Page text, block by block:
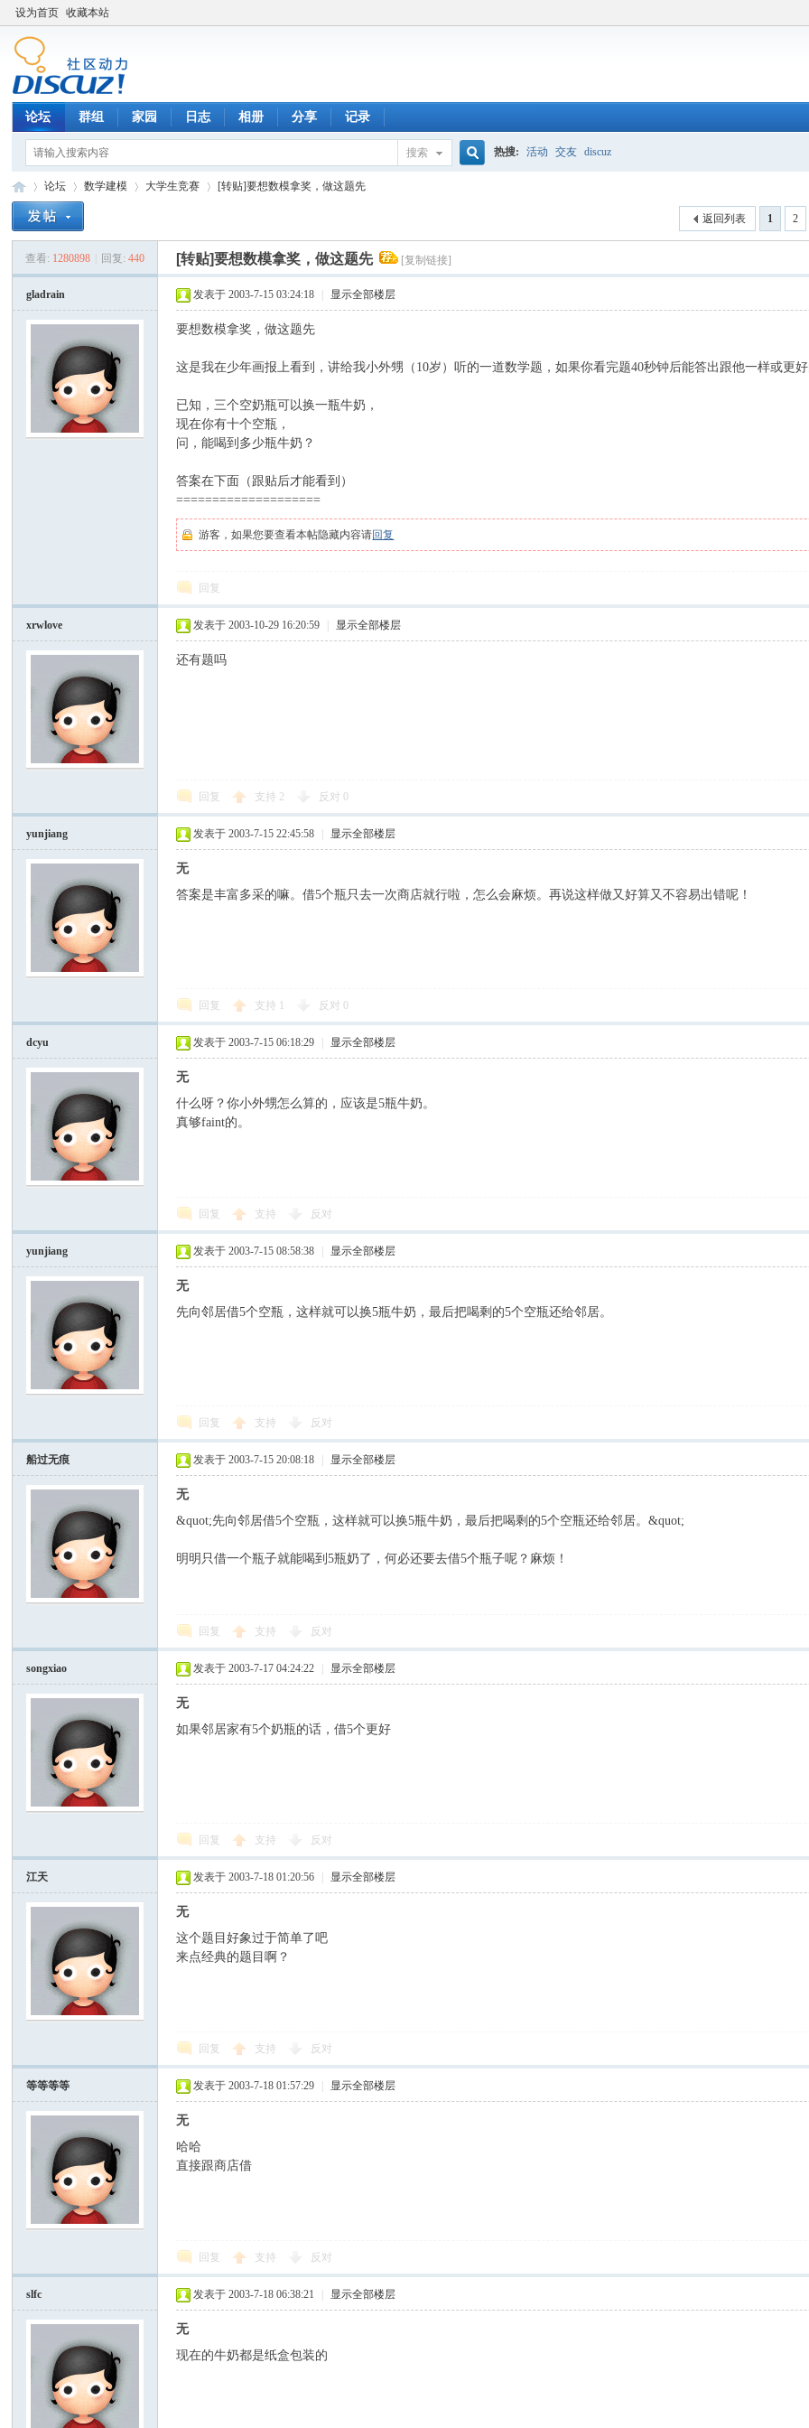
设为首页 收藏本站
论坛 群组 家园 日志 相册 分享 记录
搜索 热搜: 活动 交友 discuz
»
论坛
›
数学建模
›
大学生竞赛
›
[转贴]要想数模拿奖，做这题先
1 2
返回列表
查看: 1280898 回复: 440 [转贴]要想数模拿奖，做这题先 [复制链接]
gladrain 发表于 2003-7-15 03:24:18 显示全部楼层
要想数模拿奖，做这题先
这是我在少年画报上看到，讲给我小外甥（10岁）听的一道数学题，如果你看完题40秒钟后能答出跟他一样或更
已知，三个空奶瓶可以换一瓶牛奶，
现在你有十个空瓶，
问，能喝到多少瓶牛奶？
答案在下面（跟贴后才能看到）
====================
游客，如果您要查看本帖隐藏内容请回复
回复
xrwlove 发表于 2003-10-29 16:20:59 显示全部楼层
还有题吗
回复 支持 2 反对 0
yunjiang 发表于 2003-7-15 22:45:58 显示全部楼层
无
答案是丰富多采的嘛。借5个瓶只去一次商店就行啦，怎么会麻烦。再说这样做又好算又不容易出错呢！
回复 支持 反对 0
dcyu 发表于 2003-7-15 06:18:29 显示全部楼层
无
什么呀？你小外甥怎么算的，应该是5瓶牛奶。
真够faint的。
回复 支持 反对
yunjiang 发表于 2003-7-15 08:58:38 显示全部楼层
无
先向邻居借5个空瓶，这样就可以换5瓶牛奶，最后把喝剩的5个空瓶还给邻居。
回复 支持 反对
船过无痕 发表于 2003-7-15 20:08:18 显示全部楼层
无
&quot;先向邻居借5个空瓶，这样就可以换5瓶牛奶，最后把喝剩的5个空瓶还给邻居。&quot;
明明只借一个瓶子就能喝到5瓶奶了，何必还要去借5个瓶子呢？麻烦！
回复 支持 反对
songxiao 发表于 2003-7-17 04:24:22 显示全部楼层
无
如果邻居家有5个奶瓶的话，借5个更好
回复 支持 反对
江天 发表于 2003-7-18 01:20:56 显示全部楼层
无
这个题目好象过于简单了吧
来点经典的题目啊？
回复 支持 反对
等等等等 发表于 2003-7-18 01:57:29 显示全部楼层
无
哈哈
直接跟商店借
回复 支持 反对
slfc 发表于 2003-7-18 06:38:21 显示全部楼层
无
现在的牛奶都是纸盒包装的